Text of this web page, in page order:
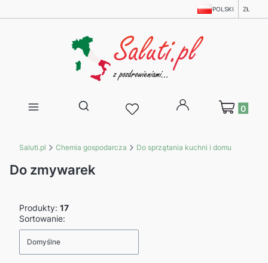
POLSKI ZŁ
Otwórz wyszukiwarkę
Produkty w
Saluti.pl Chemia gospodarcza Do sprzątania kuchni i domu
Do zmywarek
Produkty: 17
Lista produktów
Sortowanie:
Domyślne